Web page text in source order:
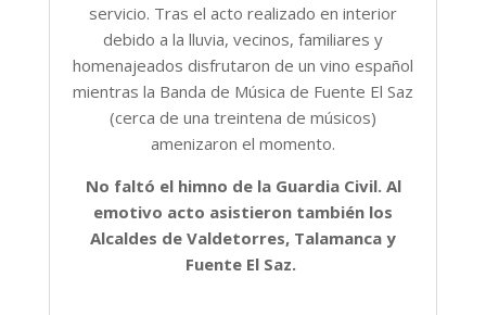
servicio. Tras el acto realizado en interior
debido a la lluvia, vecinos, familiares y
homenajeados disfrutaron de un vino español
mientras la Banda de Música de Fuente El Saz
(cerca de una treintena de músicos)
amenizaron el momento.
No faltó el himno de la Guardia Civil. Al
emotivo acto asistieron también los
Alcaldes de Valdetorres, Talamanca y
Fuente El Saz.